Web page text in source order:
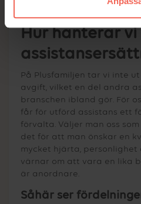
långa handläggningstider.
Hur hanterar vi
På Plusfamiljen tar vi inte
avgift, vilket en del andra
branschen ibland gör. För
får för utförd assistans ett
förvalta. Väljer man oss
det för att man önskar en
mycket hjärta, personlighet
värnar om att vara en lika
är anordnare.
Såhär ser